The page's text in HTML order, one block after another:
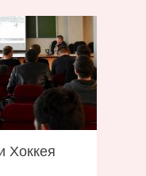
Хоккея